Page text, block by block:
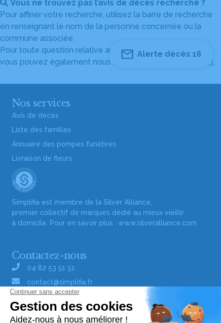
Vous ne trouvez pas l’avis de décès recherché ?
Pour affiner votre recherche, utilisez la barre de recherche
en renseignant le nom de la personne concernée ou la
commune associée.
Pour toute question relative au fonctionnement du site,
vous pouvez également nous contacter au
04 82 53 51 51.
Alerte décès 18
Nos services
Avis de décès
Liste des familles
Annuaire des pompes funèbres
Livraison de fleurs
Simplifia est membre de la Silver Alliance,
premier collectif de marques dédié au mieux vieillir
à domicile. Pour en savoir plus : www.silveralliance.com
Contactez-nous
04 82 53 51 51
contact@simplifia.fr
Réseaux sociaux